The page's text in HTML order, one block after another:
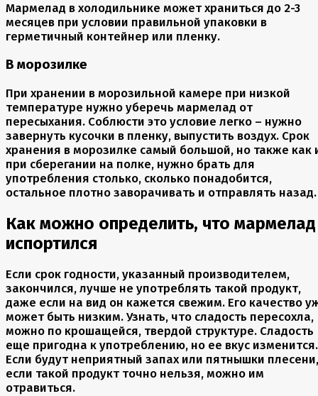
Мармелад в холодильнике может храниться до 2-3
месяцев при условии правильной упаковки в
герметичный контейнер или пленку.
В морозилке
При хранении в морозильной камере при низкой
температуре нужно уберечь мармелад от
пересыхания. Соблюсти это условие легко – нужно
завернуть кусочки в пленку, выпустить воздух. Срок
хранения в морозилке самый большой, но также как
при сберегании на полке, нужно брать для
употребления столько, сколько понадобится,
остальное плотно заворачивать и отправлять назад.
Как можно определить, что мармелад
испортился
Если срок годности, указанный производителем,
закончился, лучше не употреблять такой продукт,
даже если на вид он кажется свежим. Его качество
может быть низким. Узнать, что сладость пересохла,
можно по крошащейся, твердой структуре. Сладость
еще пригодна к употреблению, но ее вкус изменится.
Если будут неприятный запах или пятнышки плесени,
если такой продукт точно нельзя, можно им
отравиться.